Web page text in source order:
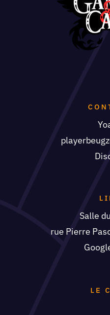
Salle
rue Pierre
LE